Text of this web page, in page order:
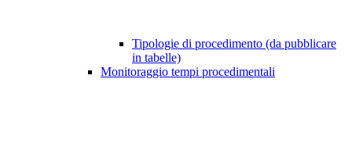
Tipologie di procedimento (da pubblicare
in tabelle)
Monitoraggio tempi procedimentali